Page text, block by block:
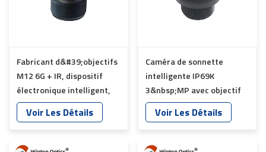
Fabricant d&#39;objectifs
M12 6G + IR, dispositif
électronique intelligent,
surveillance, lentille de
reconnaissance faciale,
Voir Les Détails
Caméra de sonnette
intelligente IP69K
3&nbsp;MP avec objectif
IR en verre bleu YT-7625-
A8Voir Les Détails